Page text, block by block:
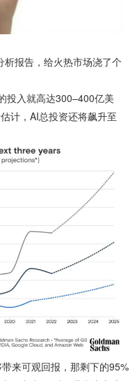
报告，给火热市场浇了个
投入就高达300–400亿美
计，AI总投资还将飙升至
来可观回报，那剩下的95%